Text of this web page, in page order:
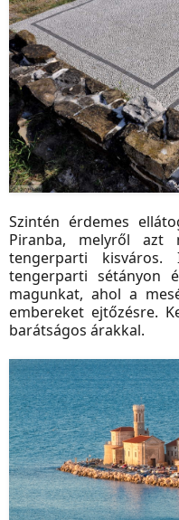
Szintén érdemes
Piranba, melyről azt
tengerparti
tengerparti sétányon
magunkat, ahol a
embereket ejtőzésre.
barátságos árakkal.